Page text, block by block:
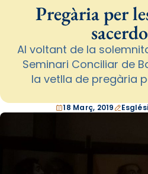
Pregària per
Al voltant de la
Seminari Conciliar de
la vetlla de pregària
18 Març, 2019